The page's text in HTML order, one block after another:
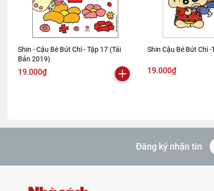
Shin - Cậu Bé Bút Chì - Tập 17 (Tái
Bản 2019)
19.000₫
Shin Cậu Bé Bút Chì -
19.000₫
Đăng ký nhận tin